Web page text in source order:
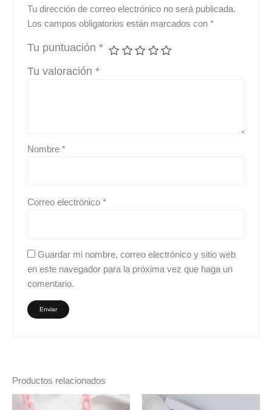
Tu dirección de correo electrónico no será publicada.
Los campos obligatorios están marcados con*
Tu puntuación*
Tu valoración*
Nombre*
Correo electrónico*
Guardar mi nombre, correo electrónico y sitio web
en este navegador para la próxima vez que haga un
comentario.
Productos relacionados